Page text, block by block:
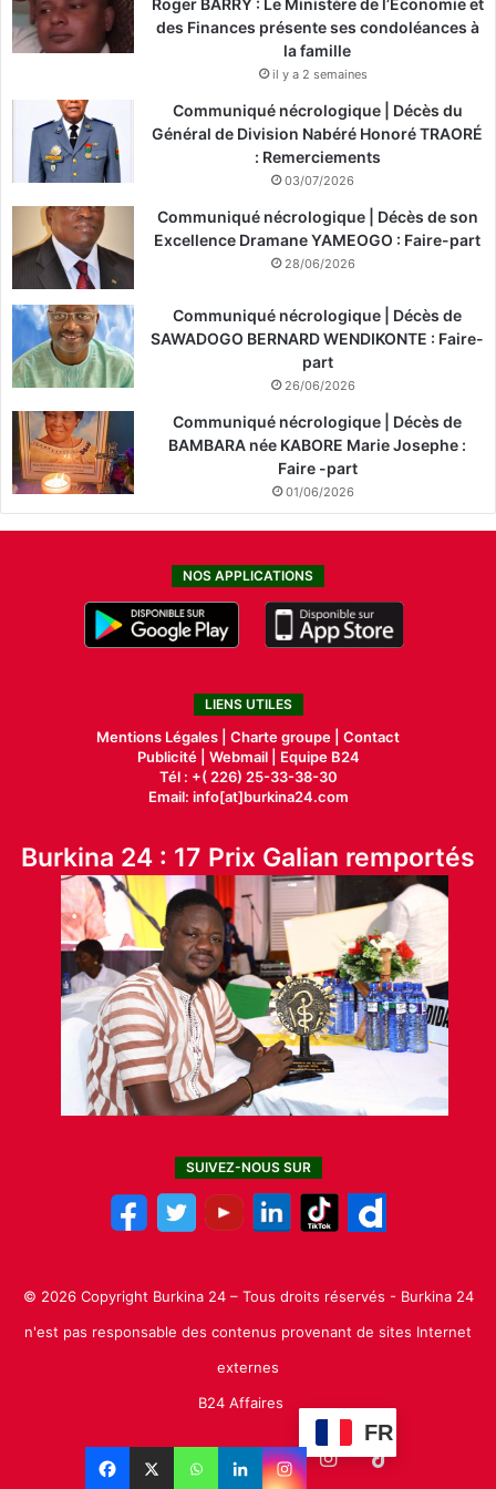
Roger BARRY : Le Ministère de l’Économie et
des Finances présente ses condoléances à
la famille
il y a 2 semaines
Communiqué nécrologique | Décès du
Général de Division Nabéré Honoré TRAORÉ
: Remerciements
03/07/2026
Communiqué nécrologique | Décès de son
Excellence Dramane YAMEOGO : Faire-part
28/06/2026
Communiqué nécrologique | Décès de
SAWADOGO BERNARD WENDIKONTE : Faire-
part
26/06/2026
Communiqué nécrologique | Décès de
BAMBARA née KABORE Marie Josephe :
Faire -part
01/06/2026
NOS APPLICATIONS
LIENS UTILES
Mentions Légales | Charte groupe | Contact
Publicité| Webmail |
Equipe B24
Tél : +( 226) 25-33-38-30
Email: info[at]burkina24.com
Burkina 24 : 17 Prix Galian remportés
SUIVEZ-NOUS SUR
© 2026 Copyright Burkina 24 – Tous droits réservés - Burkina 24
n'est pas responsable des contenus provenant de sites Internet
externes
B24 Affaires
FR
Facebook LinkedinYouTubeInstagram
TikTok